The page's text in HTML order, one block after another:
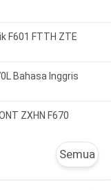
F601 FTTH ZTE
Bahasa Inggris
ZXHN F670
Semua